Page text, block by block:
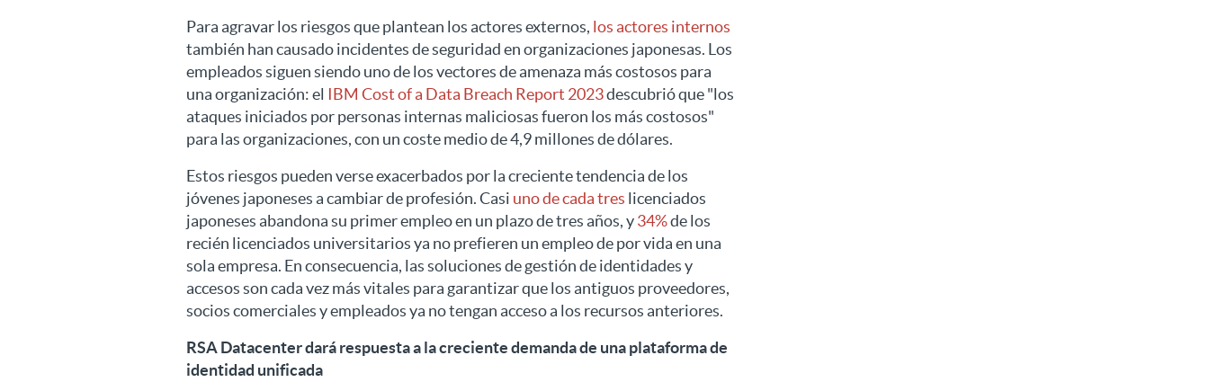
Para agravar los riesgos que plantean los actores externos, los actores internos
también han causado incidentes de seguridad en organizaciones japonesas. Los
empleados siguen siendo uno de los vectores de amenaza más costosos para
una organización: el IBM Cost of a Data Breach Report 2023descubrió que "los
ataques iniciados por personas internas maliciosas fueron los más costosos"
para las organizaciones, con un coste medio de 4,9 millones de dólares.
Estos riesgos pueden verse exacerbados por la creciente tendencia de los
jóvenes japoneses a cambiar de profesión. Casi uno de cada tres licenciados
japoneses abandona su primer empleo en un plazo de tres años, y34%de los
recién licenciados universitarios ya no prefieren un empleo de por vida en una
sola empresa. En consecuencia, las soluciones de gestión de identidades y
accesos son cada vez más vitales para garantizar que los antiguos proveedores,
socios comerciales y empleados ya no tengan acceso a los recursos anteriores.
RSA Datacenter dará respuesta a la creciente demanda de una plataforma de
identidad unificada